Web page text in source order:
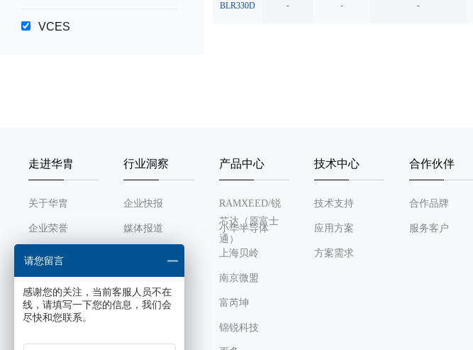
VCES
VCC
可编程精确输出电压
Output Voltage
Max points
BLR330D - - -
走进华胄
关于华胄
企业荣誉
发展历程
组织架构
企业文化
行业洞察
企业快报
媒体报道
产品中心
RAMXEED/锐
芯达（原富士
通）
小华半导体
上海贝岭
南京微盟
富芮坤
锦锐科技
技术中心
技术支持
应用方案
方案需求
合作伙伴
合作品牌
服务客户
请您留言
感谢您的关注，当前客服人员不在
线，请填写一下您的信息，我们会
尽快和您联系。